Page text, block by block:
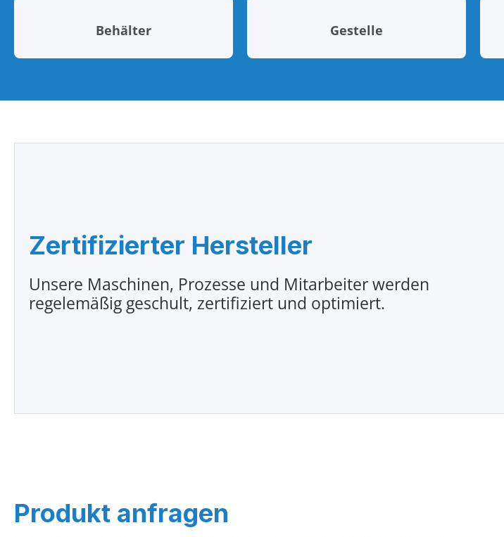
Behälter Gestelle
Zertifizierter Hersteller
Unsere Maschinen, Prozesse und Mitarbeiter werden
regelemäßig geschult, zertifiziert und optimiert.
Produkt anfragen